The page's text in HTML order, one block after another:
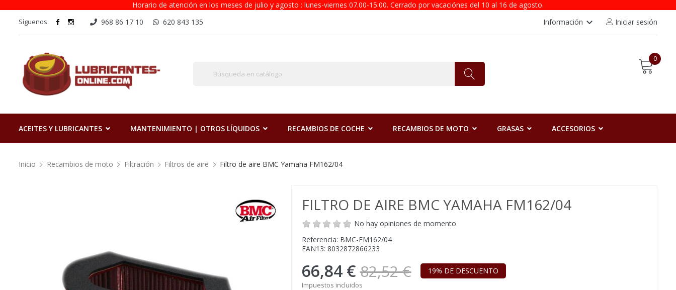
Horario de atención en los meses de julio y agosto : lunes-viernes 07.00-15.00. Cerrado por vacaciónes del 10 al 16 de agosto.
Síguenos: 968 86 17 10 620 843 135 Iniciar sesión
Información keyboard_arrow_down
0
ACEITES Y LUBRICANTES MANTENIMIENTO | OTROS LÍQUIDOS RECAMBIOS DE COCHE RECAMBIOS DE MOTO GRASAS ACCESORIOS
Inicio Recambios de moto Filtración Filtros de aire Filtro de aire BMC Yamaha FM162/04
FILTRO DE AIRE BMC YAMAHA FM162/04
No hay opiniones de momento
Referencia: BMC-FM162/04
EAN13: 8032872866233
66,84 € 82,52 € 19% DE DESCUENTO
Impuestos incluidos